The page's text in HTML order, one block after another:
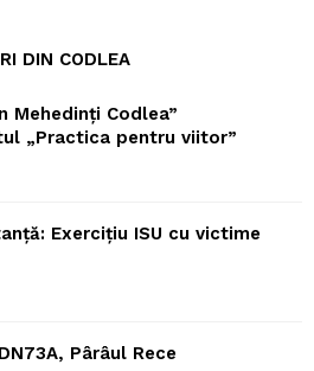
DIN CODLEA
Mehedinți Codlea”
„Practica pentru viitor”
Exercițiu ISU cu victime
Pârâul Rece